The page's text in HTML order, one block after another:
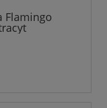
Flamingo